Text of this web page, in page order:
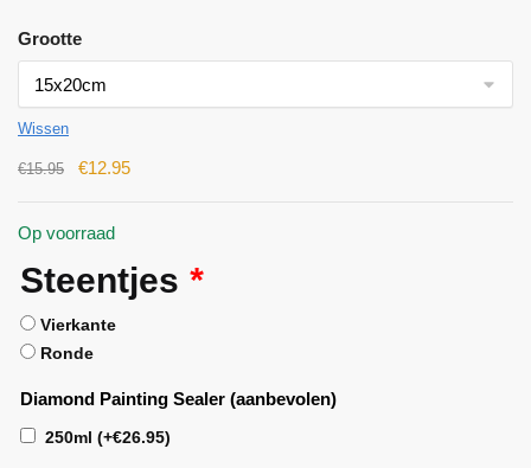
Grootte
Wissen
€15.95 €12.95
Op voorraad
Steentjes *
Vierkante
Ronde
Diamond Painting Sealer (aanbevolen)
250ml (+€26.95)